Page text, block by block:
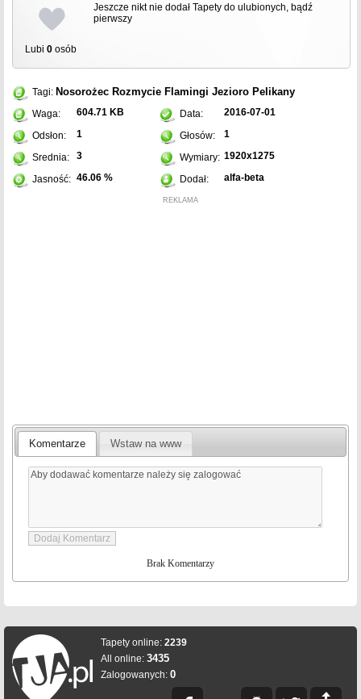
Lubi 0 osób
Jeszcze nikt nie dodał Tapety do ulubionych, bądź
pierwszy
Tagi: Nosorożec Rozmycie Flamingi Jezioro Pelikany
Waga: 604.71 KB Data: 2016-07-01
Odsłon: 1 Głosów: 1
Srednia: 3 Wymiary: 1920x1275
Jasność: 46.06 % Dodał: alfa-beta
REKLAMA
Komentarze Wstaw na www
Brak Komentarzy
Tapety online: 2239
All online: 3435
Zalogowanych: 0